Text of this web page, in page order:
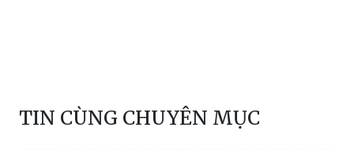
TIN CÙNG CHUYÊN MỤC